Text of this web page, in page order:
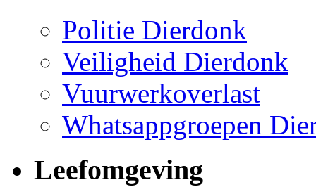
Politie Dierdonk
Veiligheid Dierdonk
Vuurwerkoverlast
Whatsappgroepen
Leefomgeving